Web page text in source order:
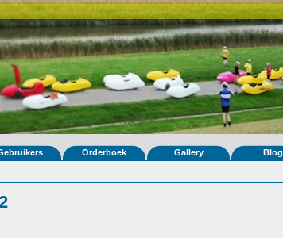
Orderboek Gallery Blog